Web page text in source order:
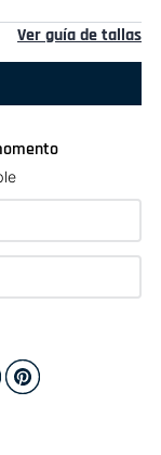
Ver guía de tallas